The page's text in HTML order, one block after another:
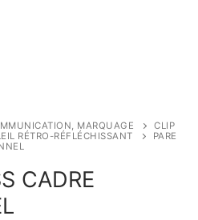
MARQUAGE
CLIP
RÉTRO-RÉFLÉCHISSANT
PARE
CADRE